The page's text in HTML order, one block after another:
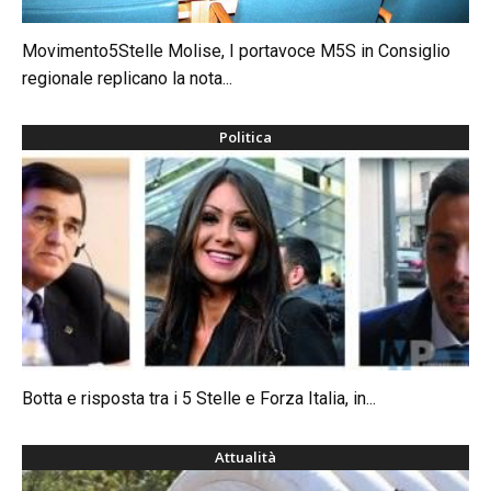
Movimento5Stelle Molise, I portavoce M5S in Consiglio
regionale replicano la nota...
Politica
Botta e risposta tra i 5 Stelle e Forza Italia, in...
Attualità